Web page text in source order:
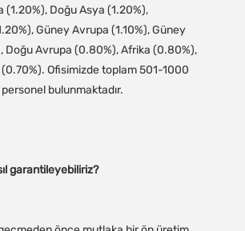
(1.20%), Doğu Asya (1.20%),
Güney Avrupa (1.10%), Güney
Doğu Avrupa (0.80%), Afrika (0.80%),
Ofisimizde toplam 501-1000
2. kaliteyi nasıl garantileyebiliriz?